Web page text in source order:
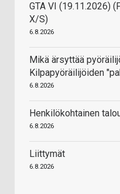
GTA VI (19.11.2026)
X/S)
6.8.2026
Mikä ärsyttää
Kilpapyöräilijöiden
6.8.2026
Henkilökohtainen
6.8.2026
Liittymät
6.8.2026